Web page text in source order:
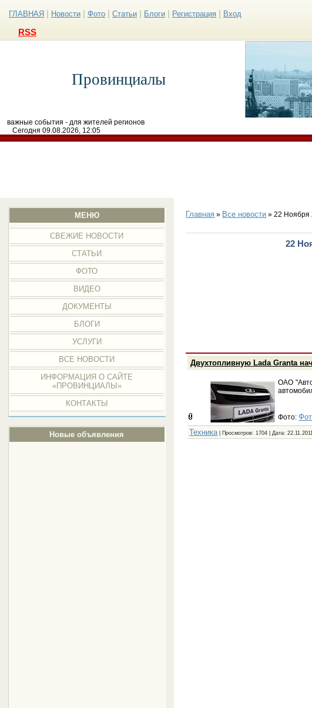
ГЛАВНАЯ Новости Фото Статьи Блоги Регистрация Вход
RSS
Провинциалы
важные события - для жителей регионов
Сегодня 09.08.2026, 12:05
МЕНЮ
СВЕЖИЕ НОВОСТИ
СТАТЬИ
ФОТО
ВИДЕО
ДОКУМЕНТЫ
БЛОГИ
УСЛУГИ
ВСЕ НОВОСТИ
ИНФОРМАЦИЯ О САЙТЕ
«ПРОВИНЦИАЛЫ»
КОНТАКТЫ
Новые объявления
Главная » Все новости » 22 Ноября
22
Двухтопливную Lada Granta
ОАО
Фото:
Техника | Просмотров: 1704 | Дата:22.11.2011